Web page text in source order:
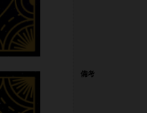
備考